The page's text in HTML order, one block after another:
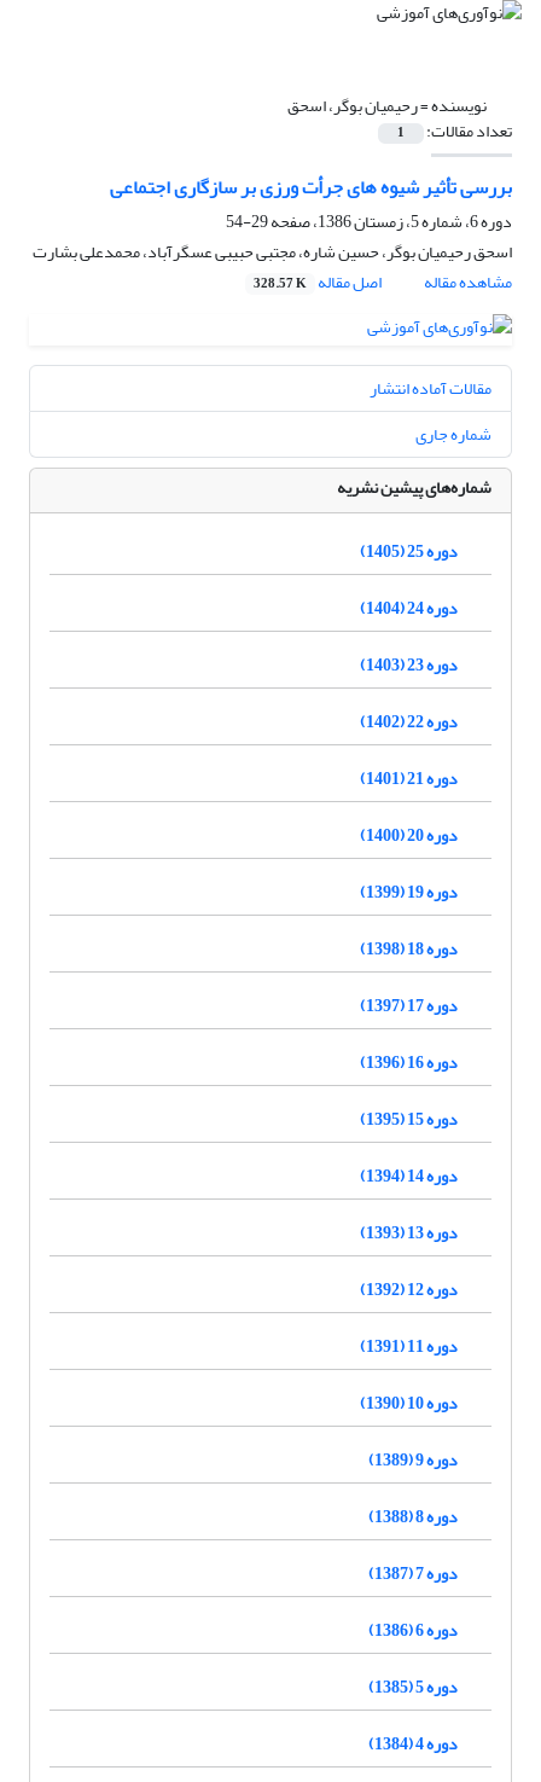
نویسنده =رحیمیان بوگر، اسحق
تعداد مقالات: 1
بررسی تأثیر شیوه های جرأت ورزی بر سازگاری اجتماعی
دوره 6، شماره 5، زمستان 1386، صفحه
29-54
اسحق رحیمیان بوگر، حسین شاره، مجتبی حبیبی عسگرآباد، محمدعلی بشارت
مشاهده مقاله
اصل مقاله 328.57 K
مقالات آماده انتشار
شماره جاری
شماره‌های پیشین نشریه
دوره 25 (1405)
دوره 24 (1404)
دوره 23 (1403)
دوره 22 (1402)
دوره 21 (1401)
دوره 20 (1400)
دوره 19 (1399)
دوره 18 (1398)
دوره 17 (1397)
دوره 16 (1396)
دوره 15 (1395)
دوره 14 (1394)
دوره 13 (1393)
دوره 12 (1392)
دوره 11 (1391)
دوره 10 (1390)
دوره 9 (1389)
دوره 8 (1388)
دوره 7 (1387)
دوره 6 (1386)
دوره 5 (1385)
دوره 4 (1384)